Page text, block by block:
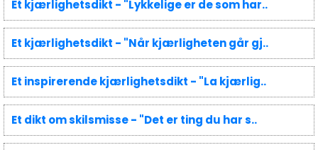
Et kjærlighetsdikt - "Lykkelige er de som har..
Et kjærlighetsdikt - "Når kjærligheten går gj..
Et inspirerende kjærlighetsdikt - "La kjærlig..
Et dikt om skilsmisse - "Det er ting du har s..